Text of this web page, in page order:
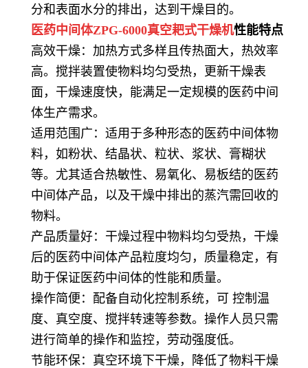
分和表面水分的排出，达到干燥目的。
医药中间体ZPG-6000真空耙式干燥机性能特点
高效干燥：加热方式多样且传热面大，热效率
高。搅拌装置使物料均匀受热，更新干燥表
面，干燥速度快，能满足一定规模的医药中间
体生产需求。
适用范围广：适用于多种形态的医药中间体物
料，如粉状、结晶状、粒状、浆状、膏糊状
等。尤其适合热敏性、易氧化、易板结的医药
中间体产品，以及干燥中排出的蒸汽需回收的
物料。
产品质量好：干燥过程中物料均匀受热，干燥
后的医药中间体产品粒度均匀，质量稳定，有
助于保证医药中间体的性能和质量。
操作简便：配备自动化控制系统，可 控制温
度、真空度、搅拌转速等参数。操作人员只需
进行简单的操作和监控，劳动强度低。
节能环保：真空环境下干燥，降低了物料干燥